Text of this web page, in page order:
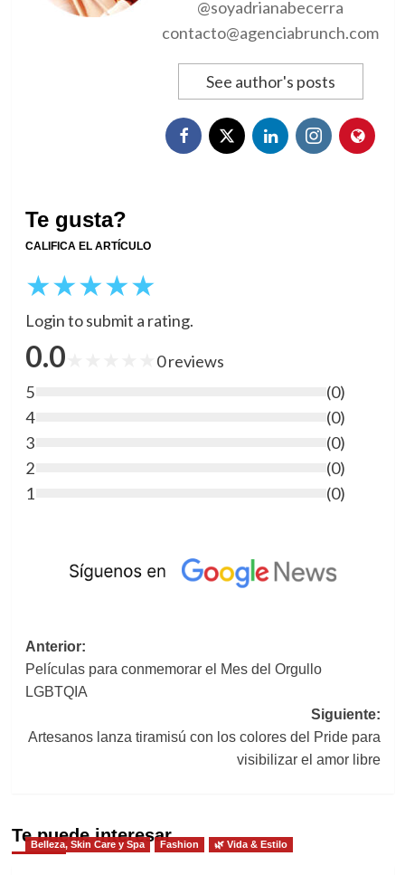
@soyadrianabecerra
contacto@agenciabrunch.com
See author's posts
Te gusta?
CALIFICA EL ARTÍCULO
★★★★★
Login to submit a rating.
0.0 0 reviews
5
(0)
4
(0)
3
(0)
2
(0)
1
(0)
Navegación
de
entradas
Anterior:
Películas para conmemorar el Mes del Orgullo
LGBTQIA
Siguiente:
Artesanos lanza tiramisú con los colores del Pride para
visibilizar el amor libre
Te puede interesar
Belleza, Skin Care y Spa Fashion 🌿 Vida & Estilo